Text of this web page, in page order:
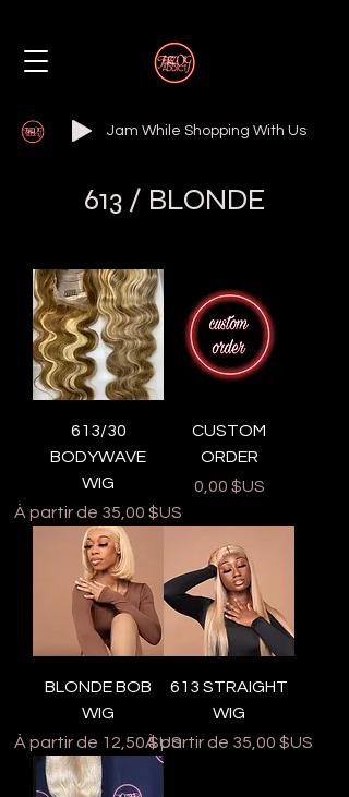
Jam While Shopping With Us
613 / BLONDE
613/30
BODYWAVE
WIG
À partir de 35,00 $US
Prix promotionnel
CUSTOM
ORDER
Prix
0,00 $US
BLONDE BOB
WIG
À partir de 12,50 $US
Prix promotionnel
613 STRAIGHT
WIG
À partir de 35,00 $US
Prix promotionnel